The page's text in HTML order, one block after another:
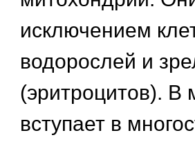
исключением
водорослей и
(эритроцитов). В
вступает в